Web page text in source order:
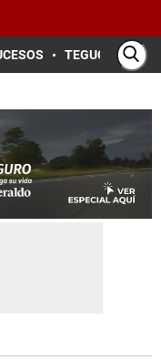
TEGUCIGALPA